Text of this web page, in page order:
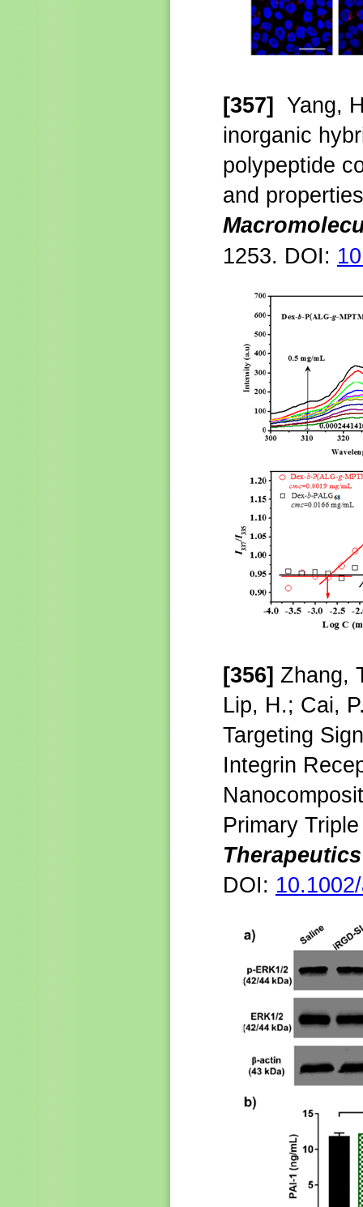
[357]
Yang,
inorganic
polypeptide
and properties
1253. DOI:
[356] Zhang,
Lip, H.; Cai,
Targeting
Integrin
Primary
Therapeutics
DOI: